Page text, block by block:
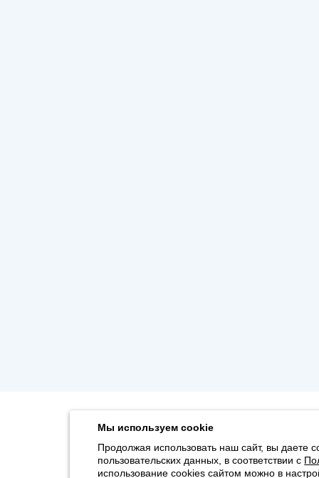
Мы используем cookie
Продолжая использовать наш сайт, вы даете
пользовательских данных, в соответствии с
использование cookies сайтом можно в